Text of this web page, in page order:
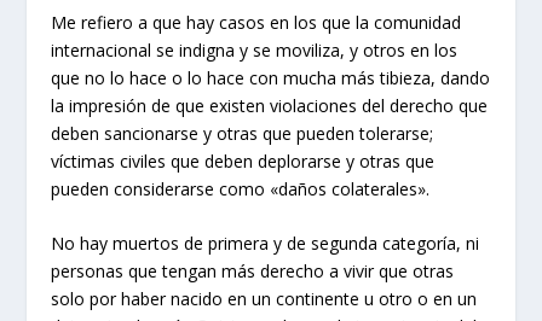
Me refiero a que hay casos en los que la comunidad
internacional se indigna y se moviliza, y otros en los
que no lo hace o lo hace con mucha más tibieza, dando
la impresión de que existen violaciones del derecho que
deben sancionarse y otras que pueden tolerarse;
víctimas civiles que deben deplorarse y otras que
pueden considerarse como «daños colaterales».
No hay muertos de primera y de segunda categoría, ni
personas que tengan más derecho a vivir que otras
solo por haber nacido en un continente u otro o en un